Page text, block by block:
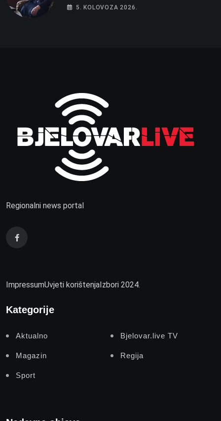
5. KOLOVOZA 2026.
Regionalni news portal
ImpressumUvjeti korištenja Izbori 2024.
Kategorije
Aktualno Bjelovar.live TV
Magazin Regija
Sport